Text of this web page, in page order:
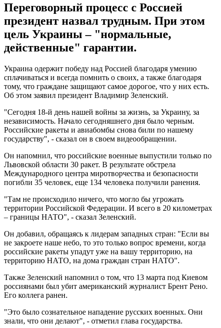
Переговорный процесс с Россией
президент назвал трудным. При этом
цель Украины – "нормальные,
действенные" гарантии.
Украина одержит победу над Россией благодаря умению
сплачиваться и всегда помнить о своих, а также благодаря
тому, что граждане защищают самое дорогое, что у них есть.
Об этом заявил президент Владимир Зеленский.
"Сегодня 18-й день нашей войны за жизнь, за Украину, за
независимость. Начало сегодняшнего дня было черным.
Российские ракеты и авиабомбы снова били по нашему
государству", - сказал он в своем видеообращении.
Он напомнил, что российские военные выпустили только по
Львовской области 30 ракет. В результате обстрела
Международного центра миротворчества и безопасности
погибли 35 человек, еще 134 человека получили ранения.
"Там не происходило ничего, что могло бы угрожать
территории Российской Федерации. И всего в 20 километрах
– границы НАТО", - сказал Зеленский.
Он добавил, обращаясь к лидерам западных стран: "Если вы
не закроете наше небо, то это только вопрос времени, когда
российские ракеты упадут уже на вашу территорию, на
территорию НАТО, на дома граждан стран НАТО".
Также Зеленский напомнил о том, что 13 марта под Киевом
россиянами был убит американский журналист Брент Рено.
Его коллега ранен.
"Это было сознательное нападение русских военных. Они
знали, что они делают", - отметил глава государства.